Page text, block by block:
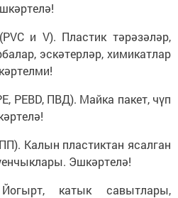
и V). Пластик тәрәзәләр,
эскәтерләр, химикатлар
PEBD, ПВД). Майка пакет, чүп
Калын пластиктан ясалган
Эшкәртелә!
катык савытлары,